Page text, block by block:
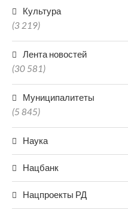
Культура
(3 219)
Лента новостей
(30 581)
Муниципалитеты
(5 845)
Наука
Нацбанк
Нацпроекты РД